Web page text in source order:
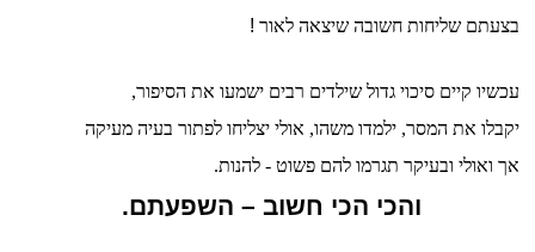
בצעתם שליחות חשובה שיצאה לאור !
עכשיו קיים סיכוי גדול שילדים רבים ישמעו את הסיפור,
יקבלו את המסר, ילמדו משהו, אולי יצליחו לפתור בעיה מעיקה
​אך ואולי ובעיקר תגרמו להם פשוט - להנות.
והכי הכי חשוב – השפעתם.